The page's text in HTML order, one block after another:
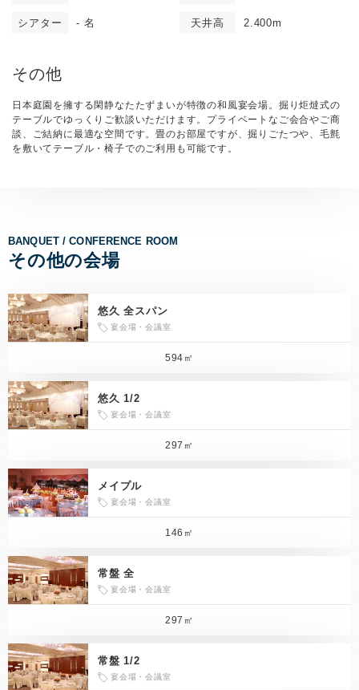
シアター - 名 天井高 2.400m
その他
日本庭園を擁する閑静なたたずまいが特徴の和風宴会場。掘り炬燵式の
テーブルでゆっくりご歓談いただけます。プライベートなご会合やご商
談、ご結納に最適な空間です。畳のお部屋ですが、掘りごたつや、毛氈
を敷いてテーブル・椅子でのご利用も可能です。
BANQUET / CONFERENCE ROOM
その他の会場
悠久 全スパン
宴会場・会議室
594㎡
悠久 1/2
宴会場・会議室
297㎡
メイプル
宴会場・会議室
146㎡
常盤 全
宴会場・会議室
297㎡
常盤 1/2
宴会場・会議室